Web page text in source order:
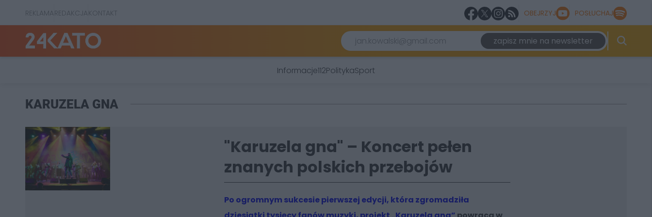
REKLAMAREDAKCJAKONTAKT OBEJRZYJ POSŁUCHAJ
zapisz mnie na newsletter
Informacje112PolitykaSport
KARUZELA GNA
"Karuzela gna" – Koncert pełen
znanych polskich przebojów
Po ogromnym sukcesie pierwszej edycji, która zgromadziła